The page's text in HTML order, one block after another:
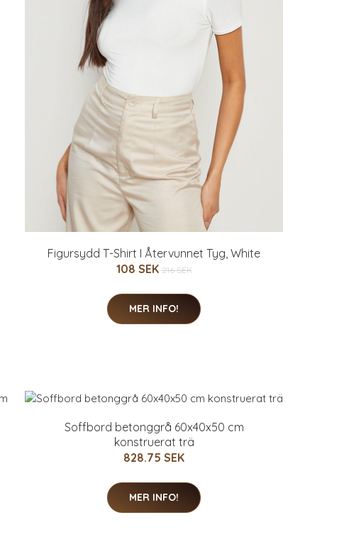
Figursydd T-Shirt I Återvunnet Tyg, White
108 SEK 216 SEK
MER INFO!
Soffbord betonggrå 60x40x50 cm
konstruerat trä
828.75 SEK
MER INFO!